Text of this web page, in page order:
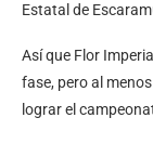
Estatal de
Así que Flor
fase, pero al
lograr el